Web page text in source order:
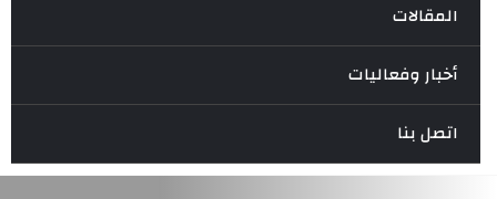
المقالات
أخبار وفعاليات
اتصل بنا